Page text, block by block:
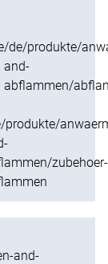
/de/produkte/
and-
abflammen/
produkte/
zubehoer-
and-